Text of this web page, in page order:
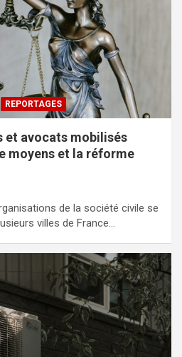
REPORTAGES
avocats mobilisés
moyens et la réforme
de la société civile se
villes de France…